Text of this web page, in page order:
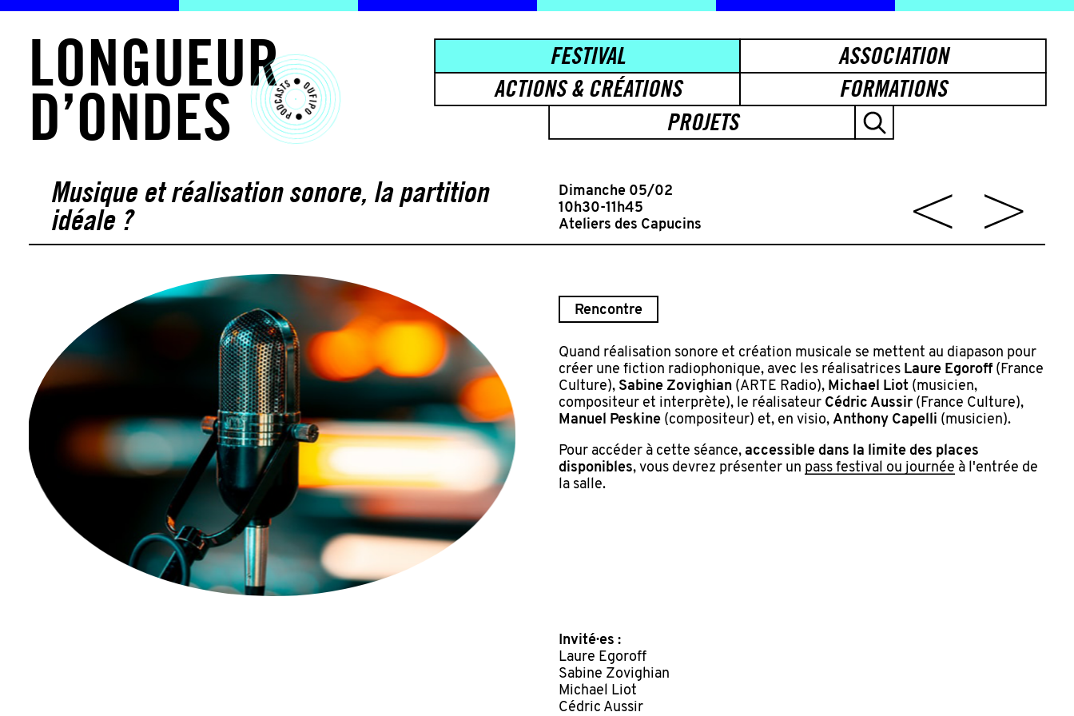
LONGUEUR
D’ONDES
FESTIVAL
ASSOCIATION
ACTIONS & CRÉATIONS
FORMATIONS
PROJETS
Musique et réalisation sonore, la partition
idéale ?
Dimanche 05/02
10h30-11h45
Ateliers des Capucins
Rencontre
Quand réalisation sonore et création musicale se mettent au diapason pour
créer une fiction radiophonique, avec les réalisatrices Laure Egoroff(France
Culture), Sabine Zovighian(ARTE Radio), Michael Liot(musicien,
compositeur et interprète), le réalisateur Cédric Aussir(France Culture),
Manuel Peskine(compositeur) et, en visio, Anthony Capelli (musicien).
Pour accéder à cette séance, accessible dans la limite des places
disponibles, vous devrez présenter un pass festival ou journée à l'entrée de
la salle.
Invité·es :
Laure Egoroff
Sabine Zovighian
Michael Liot
Cédric Aussir